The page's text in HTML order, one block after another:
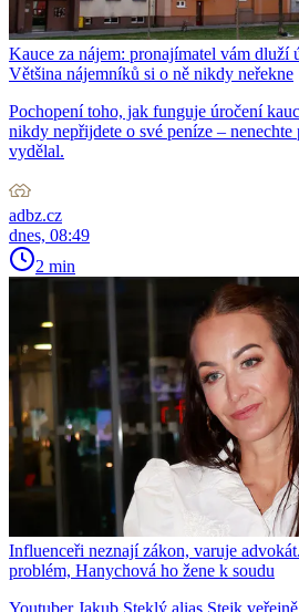
Kauce za nájem: pronajímatel vám dluží
Většina nájemníků si o ně nikdy neřekne
Pochopení toho, jak funguje úročení
nikdy nepřijdete o své peníze –
vydělal.
adbz.cz
dnes, 08:49
2 min
Influenceři neznají zákon, varuje
problém, Hanychová ho žene k soudu